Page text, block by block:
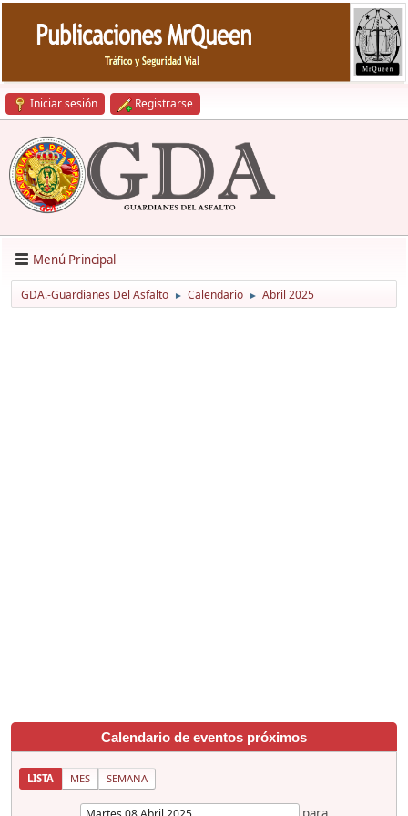
Iniciar sesión Registrarse
Menú Principal
GDA.-Guardianes Del Asfalto ► Calendario ► Abril 2025
Calendario de eventos próximos
LISTA MES SEMANA